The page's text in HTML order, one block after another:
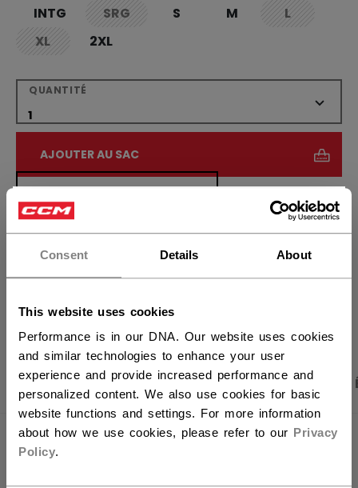
Consent Details About
This website uses cookies
Performance is in our DNA. Our website uses cookies
and similar technologies to enhance your user
experience and provide increased performance and
personalized content. We also use cookies for basic
website functions and settings. For more information
about how we use cookies, please refer to our Privacy
Policy.
Vous souhaitez expédier des
produits aux États-Unis ?
INTG SRG
not.available
S M L
XL
not.available
2XL
QUANTITÉ
AJOUTER AU SAC
PHOTOS DU PRODUIT CARACTÉRISTIQUES
CARACTÉRISTIQUES